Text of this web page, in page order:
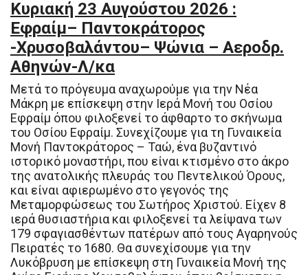
Κυριακή 23 Αυγούστου 2026 :
Εφραίμ– Παντοκράτορος
-Χρυσοβαλάντου– Ψώνια – Αεροδρ.
Αθηνών-Λ/κα
Μετά το πρόγευμα αναχωρούμε για την Νέα
Μάκρη με επίσκεψη στην Ιερά Μονή του Οσίου
Εφραίμ όπου φιλοξενεί το άφθαρτο το σκήνωμα
του Οσίου Εφραίμ. Συνεχίζουμε για τη Γυναικεία
Μονή Παντοκράτορος – Ταώ, ένα βυζαντινό
ιστορικό μοναστήρι, που είναι κτισμένο στο άκρο
της ανατολικής πλευράς του Πεντελικού Όρους,
και είναι αφιερωμένο στο γεγονός της
Μεταμορφώσεως του Σωτήρος Χριστού. Είχεν 8
ιερά θυσιαστήρια και φιλοξενεί τα λείψανα των
179 σφαγιασθέντων πατέρων από τους Αγαρηνούς
Πειρατές το 1680. Θα συνεχίσουμε για την
Λυκόβρυση με επίσκεψη στη Γυναικεία Μονή της